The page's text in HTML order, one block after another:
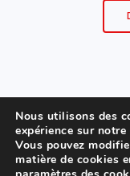
Nous utilisons des
expérience sur notre
Vous pouvez
matière de cookies